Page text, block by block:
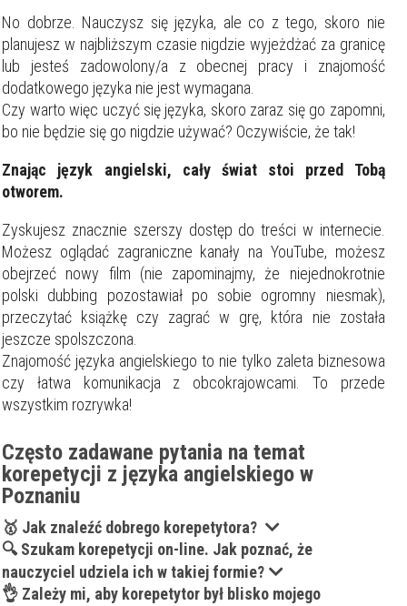
No dobrze. Nauczysz się języka, ale co z tego, skoro nie
planujesz w najbliższym czasie nigdzie wyjeżdżać za granicę
lub jesteś zadowolony/a z obecnej pracy i znajomość
dodatkowego języka nie jest wymagana.
Czy warto więc uczyć się języka, skoro zaraz się go zapomni,
bo nie będzie się go nigdzie używać? Oczywiście, że tak!
Znając język angielski, cały świat stoi przed Tobą
otworem.
Zyskujesz znacznie szerszy dostęp do treści w internecie.
Możesz oglądać zagraniczne kanały na YouTube, możesz
obejrzeć nowy film (nie zapominajmy, że niejednokrotnie
polski dubbing pozostawiał po sobie ogromny niesmak),
przeczytać książkę czy zagrać w grę, która nie została
jeszcze spolszczona.
Znajomość języka angielskiego to nie tylko zaleta biznesowa
czy łatwa komunikacja z obcokrajowcami.
To przede
wszystkim rozrywka!
Często zadawane pytania na temat
korepetycji z języka angielskiego w
Poznaniu
🥇 Jak znaleźć dobrego korepetytora?
🔍 Szukam korepetycji on-line. Jak poznać, że
nauczyciel udziela ich w takiej formie?
👌 Zależy mi, aby korepetytor był blisko mojego